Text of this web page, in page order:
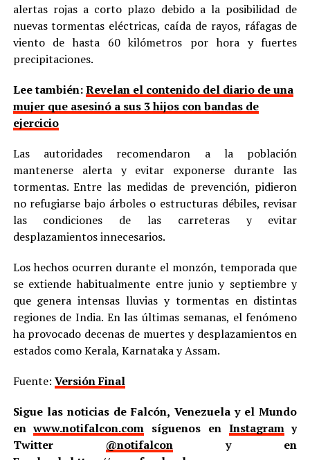
alertas rojas a corto plazo debido a la posibilidad de
nuevas tormentas eléctricas, caída de rayos, ráfagas de
viento de hasta 60 kilómetros por hora y fuertes
precipitaciones.
Lee también:Revelan el contenido del diario de una
mujer que asesinó a sus 3 hijos con bandas de
ejercicio
Las autoridades recomendaron a la población
mantenerse alerta y evitar exponerse durante las
tormentas. Entre las medidas de prevención, pidieron
no refugiarse bajo árboles o estructuras débiles, revisar
las condiciones de las carreteras y evitar
desplazamientos innecesarios.
Los hechos ocurren durante el monzón, temporada que
se extiende habitualmente entre junio y septiembre y
que genera intensas lluvias y tormentas en distintas
regiones de India. En las últimas semanas, el fenómeno
ha provocado decenas de muertes y desplazamientos en
estados como Kerala, Karnataka y Assam.
Fuente: Versión Final
Sigue las noticias de Falcón, Venezuela y el Mundo
enwww.notifalcon.com síguenos en Instagramy
Twitter @notifalcony en